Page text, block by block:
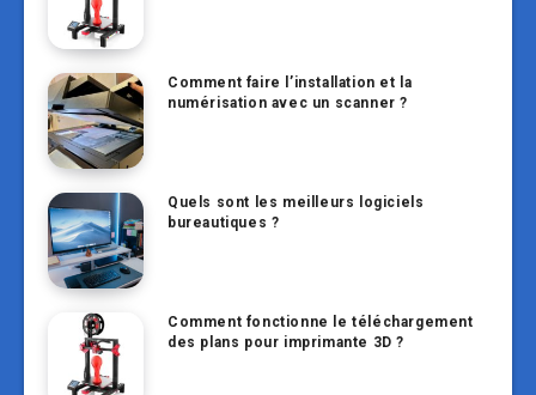
Comment faire l’installation et la
numérisation avec un scanner ?
Quels sont les meilleurs logiciels
bureautiques ?
Comment fonctionne le téléchargement
des plans pour imprimante 3D ?